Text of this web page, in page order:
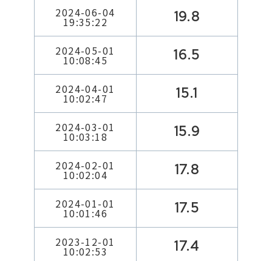
2024-06-04
19:35:22 19.8
2024-05-01
10:08:45 16.5
2024-04-01
10:02:47 15.1
2024-03-01
10:03:18 15.9
2024-02-01
10:02:04 17.8
2024-01-01
10:01:46 17.5
2023-12-01
10:02:53 17.4